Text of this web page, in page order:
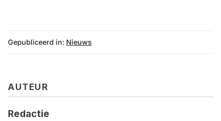
Gepubliceerd in: Nieuws
AUTEUR
Redactie